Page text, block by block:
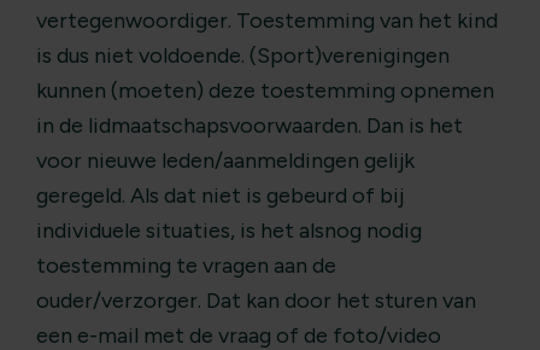
vertegenwoordiger. Toestemming van het kind
is dus niet voldoende. (Sport)verenigingen
kunnen (moeten) deze toestemming opnemen
in de lidmaatschapsvoorwaarden. Dan is het
voor nieuwe leden/aanmeldingen gelijk
geregeld. Als dat niet is gebeurd of bij
individuele situaties, is het alsnog nodig
toestemming te vragen aan de
ouder/verzorger. Dat kan door het sturen van
een e-mail met de vraag of de foto/video